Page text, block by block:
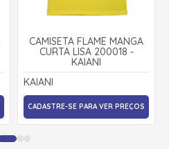
CAMISETA FLAMÊ MANGA
CURTA LISA 200018 -
KAIANI
KAIANI
CADASTRE-SE PARA VER PREÇOS